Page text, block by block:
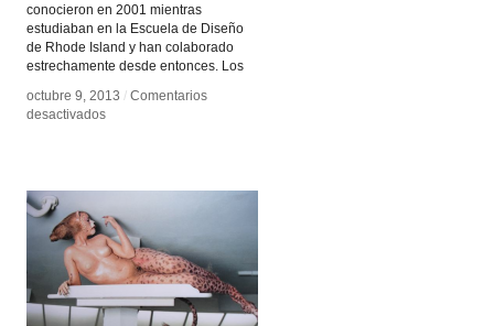
conocieron en 2001 mientras
estudiaban en la Escuela de Diseño
de Rhode Island y han colaborado
estrechamente desde entonces. Los
octubre 9, 2013 / Comentarios
desactivadosen
Ryan
octubre 9, 2013 / Comentarios
desactivadosen
Ryan